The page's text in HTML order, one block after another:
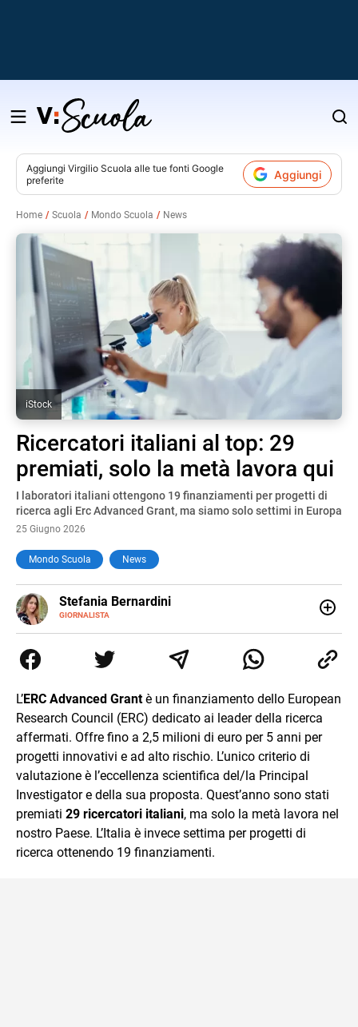
Salta
contenuto
Aggiungi Virgilio Scuola alle tue fonti Google
preferite
Aggiungi
Home Scuola Mondo Scuola News
iStock
Ricercatori italiani al top: 29
premiati, solo la metà lavora qui
I laboratori italiani ottengono 19 finanziamenti per progetti di
ricerca agli Erc Advanced Grant, ma siamo solo settimi in Europa
25 Giugno 2026
Mondo Scuola News
Stefania Bernardini
GIORNALISTA
E-
MAIL
Tv di cronaca, politica, scuola, economia e spettacolo. Ha
esperienze nella redazione di testate giornalistiche online
L’ERC Advanced Grantè un finanziamento dello European
Research Council (ERC) dedicato ai leader della ricerca
affermati. Offre fino a 2,5 milioni di euro per 5 anni per
progetti innovativi e ad alto rischio. L’unico criterio di
valutazione è l’eccellenza scientifica del/la Principal
Investigator e della sua proposta. Quest’anno sono stati
premiati 29 ricercatori italiani, ma solo la metà lavora nel
nostro Paese. L’Italia è invece settima per progetti di
ricerca ottenendo 19 finanziamenti.